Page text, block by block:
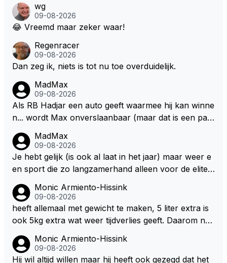
en na het volgende kontrakt.
wg
09-08-2026
😂 Vreemd maar zeker waar!
Regenracer
09-08-2026
Dan zeg ik, niets is tot nu toe overduidelijk.
MadMax
09-08-2026
Als RB Hadjar een auto geeft waarmee hij kan winne
n... wordt Max onverslaanbaar (maar dat is een par
MadMax
09-08-2026
Je hebt gelijk (is ook al laat in het jaar) maar weer e
en sport die zo langzamerhand alleen voor de elite t
Monic Armiento-Hissink
09-08-2026
heeft allemaal met gewicht te maken, 5 liter extra is
ook 5kg extra wat weer tijdverlies geeft. Daarom ne
auto, het is extra gewicht plus na 15 minuten is het h
ete thee geworden.
Monic Armiento-Hissink
09-08-2026
Hij wil altijd willen maar hij heeft ook gezegd dat het